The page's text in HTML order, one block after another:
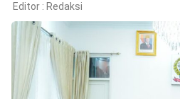
Copyright
2026
lensasulsel.com
Editor : Redaksi